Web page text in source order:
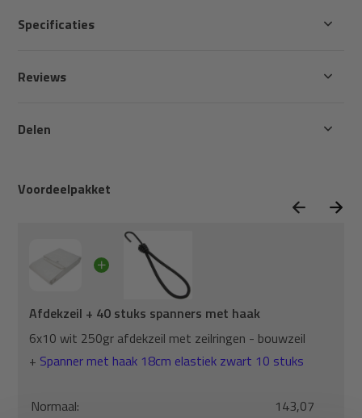
Voordeelpakket
Afdekzeil + 40 stuks spanners met haak
6x10 wit 250gr afdekzeil met zeilringen - bouwzeil
+ Spanner met haak 18cm elastiek zwart 10 stuks
Normaal:
143,07
Specificaties
Reviews
Delen